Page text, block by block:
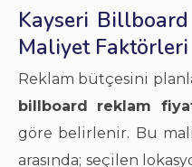
Kayseri
Maliyet Faktörleri
Reklam bütçesini
billboard reklam
göre belirlenir. Bu
arasında; seçilen